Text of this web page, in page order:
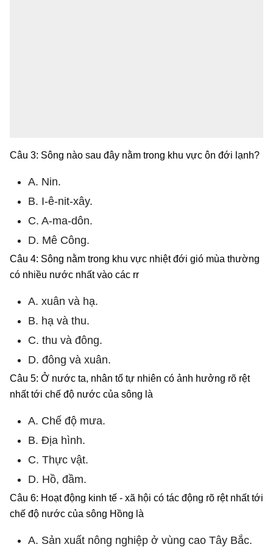
Câu 3: Sông nào sau đây nằm trong khu vực ôn đới lạnh?
A. Nin.
B. I-ê-nit-xây.
C. A-ma-dôn.
D. Mê Công.
Câu 4: Sông nằm trong khu vực nhiệt đới gió mùa thường
có nhiều nước nhất vào các rr
A. xuân và hạ.
B. hạ và thu.
C. thu và đông.
D. đông và xuân.
Câu 5: Ở nước ta, nhân tố tự nhiên có ảnh hưởng rõ rệt
nhất tới chế độ nước của sông là
A. Chế độ mưa.
B. Địa hình.
C. Thực vật.
D. Hồ, đầm.
Câu 6: Hoạt động kinh tế - xã hội có tác động rõ rệt nhất tới
chế độ nước của sông Hồng là
A. Sản xuất nông nghiệp ở vùng cao Tây Bắc.